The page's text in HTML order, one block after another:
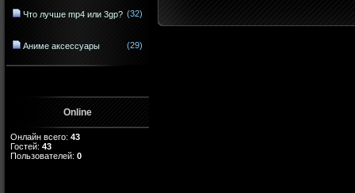
Что лучше mp4 или 3gp? (32)
Аниме аксессуары (29)
Online
Онлайн всего: 43
Гостей: 43
Пользователей: 0